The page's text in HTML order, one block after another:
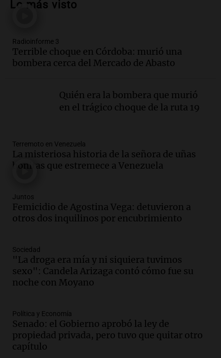
diversas atracciones para todos
Audio. Se atrincheró la intendenta
interina de Villa Santa Cruz del Lago
tras ser destituida
Anuncian los ganadores de
premios en Cadena 3: más de 15.000
Episodios
Audio.La Rioja inicia pago de bonos y
avanza en discusión electoral y
Panorama Federal
Episodios
Audio.Los Tekis presentaron
carnaval el estudio de Cadena 3
Juntos
Episodios
Audio. La Expo La Bulaye 2026
Noticias
Episodios
Audio. Córdoba: destituyeron a la
intendenta interina de Villa Santa Cruz
Lo más visto
Radioinforme 3
Terrible choque en Córdoba: murió una
bombera cerca del Mercado de Abasto
Quién era la bombera que murió
en el trágico choque de la ruta 19
Terremoto en Venezuela
La misteriosa historia de la señora de uñas
bonitas que estremece a Venezuela
Juntos
Femicidio de Agostina Vega: detuvieron a
otros dos inquilinos por encubrimiento
Sociedad
"La droga era mía y ni siquiera tuvimos
sexo": Candela Arizaga contó cómo fue su
noche con Moyano
Política y Economía
Senado: el Gobierno aprobó la ley de
propiedad privada, pero tuvo que quitar otro
capítulo